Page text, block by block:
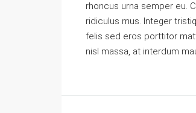
rhoncus urna semper eu.
ridiculus mus. Integer
felis sed eros porttitor
nisl massa, at interdum